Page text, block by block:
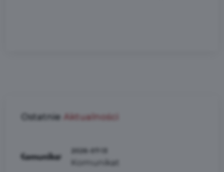
Ostatnie Aktualności
Komunikat